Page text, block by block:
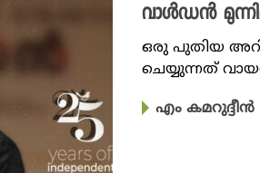
വാൾഡൻ
ഒരു പുതിയ
ചെയ്യുന്നത്
എം കമറുദ്ദീൻ